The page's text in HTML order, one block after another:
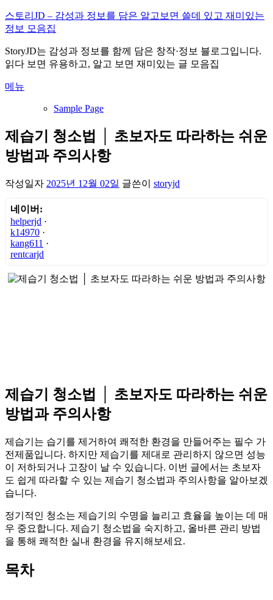
내
용
로
바
가
스토리JD – 감성과 정보를 담은 알고보면 쓸데 있고 재미있는
정보 모음집
StoryJD는 감성과 정보를 함께 담은 창작·정보 블로그입니다.
읽다 보면 유용하고, 알고 보면 재미있는 글 모음집
메뉴
Sample Page
제습기 청소법 │ 초보자도 따라하는 쉬운
방법과 주의사항
작성일자 2025년 12월 02일 글쓴이 storyjd
네이버:
helperjd ·
k14970 ·
kang611 ·
rentcarjd
제습기 청소법 │ 초보자도 따라하는 쉬운
방법과 주의사항
제습기는 습기를 제거하여 쾌적한 환경을 만들어주는 필수 가
전제품입니다. 하지만 제습기를 제대로 관리하지 않으면 성능
이 저하되거나 고장이 날 수 있습니다. 이번 글에서는 초보자
도 쉽게 따라할 수 있는 제습기 청소법과 주의사항을 알아보겠
습니다.
정기적인 청소는 제습기의 수명을 늘리고 효율을 높이는 데 매
우 중요합니다. 제습기 청소법을 숙지하고, 올바른 관리 방법
을 통해 쾌적한 실내 환경을 유지해보세요.
목차